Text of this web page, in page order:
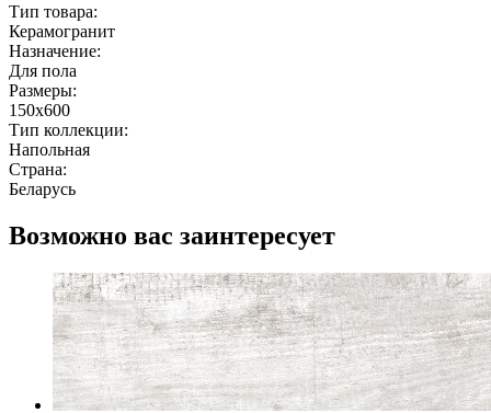
Тип товара:
Керамогранит
Назначение:
Для пола
Размеры:
150x600
Тип коллекции:
Напольная
Страна:
Беларусь
Возможно вас заинтересует